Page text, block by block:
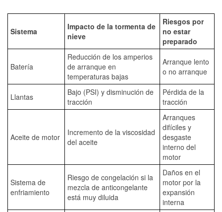
Sistema
Impacto de la tormenta de
nieve
Riesgos por
no estar
preparado
Batería
Reducción de los amperios
de arranque en
temperaturas bajas
Arranque lento
o no arranque
Llantas
Bajo (PSI) y disminución de
tracción
Pérdida de la
tracción
Aceite de motor
Incremento de la viscosidad
del aceite
Arranques
difíciles y
desgaste
interno del
motor
Sistema de
enfriamiento
Riesgo de congelación si la
mezcla de anticongelante
está muy diluida
Daños en el
motor por la
expansión
interna